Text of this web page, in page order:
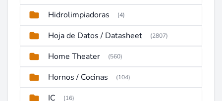
Hidrolimpiadoras (4)
Hoja de Datos / Datasheet (2807)
Home Theater (560)
Hornos / Cocinas (104)
IC (16)